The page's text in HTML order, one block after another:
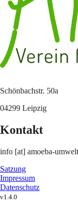
Schönbachstr. 50a
04299 Leipzig
Kontakt
info [at] amoeba-
Satzung
Impressum
Datenschutz
v1.4.0